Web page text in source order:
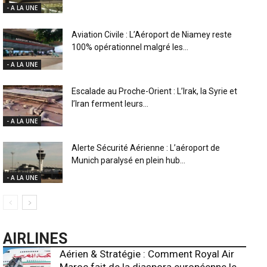
- A LA UNE
- A LA UNE
Aviation Civile : L’Aéroport de Niamey reste
100% opérationnel malgré les...
- A LA UNE
Escalade au Proche-Orient : L’Irak, la Syrie et
l’Iran ferment leurs...
- A LA UNE
Alerte Sécurité Aérienne : L’aéroport de
Munich paralysé en plein hub...
AIRLINES
Aérien & Stratégie : Comment Royal Air